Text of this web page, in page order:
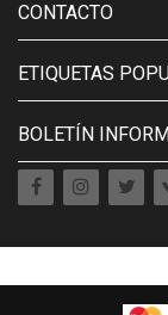
CONTACTO
ETIQUETAS
BOLETÍN